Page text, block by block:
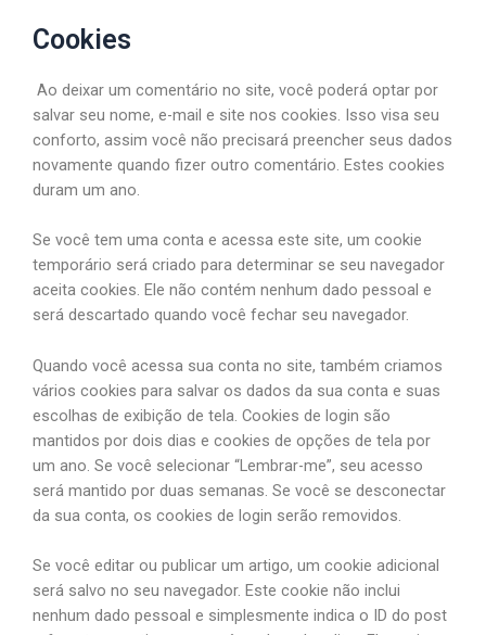
Cookies
Ao deixar um comentário no site, você poderá optar por
salvar seu nome, e-mail e site nos cookies. Isso visa seu
conforto, assim você não precisará preencher seus dados
novamente quando fizer outro comentário. Estes cookies
duram um ano.
Se você tem uma conta e acessa este site, um cookie
temporário será criado para determinar se seu navegador
aceita cookies. Ele não contém nenhum dado pessoal e
será descartado quando você fechar seu navegador.
Quando você acessa sua conta no site, também criamos
vários cookies para salvar os dados da sua conta e suas
escolhas de exibição de tela. Cookies de login são
mantidos por dois dias e cookies de opções de tela por
um ano. Se você selecionar “Lembrar-me”, seu acesso
será mantido por duas semanas. Se você se desconectar
da sua conta, os cookies de login serão removidos.
Se você editar ou publicar um artigo, um cookie adicional
será salvo no seu navegador. Este cookie não inclui
nenhum dado pessoal e simplesmente indica o ID do post